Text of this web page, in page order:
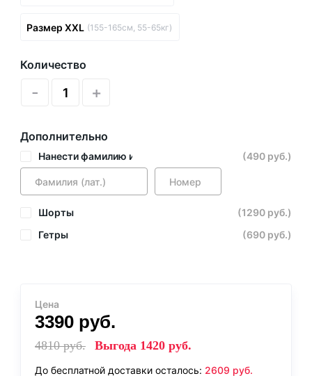
Размер XXL (155-165см, 55-65кг)
Количество
- +
Дополнительно
Нанести фамилию и номер (490 руб.)
Шорты
(1290 руб.)
Гетры
(690 руб.)
Цена
3390 руб.
4810руб. Выгода 1420 руб.
До бесплатной доставки осталось: 2609 руб.